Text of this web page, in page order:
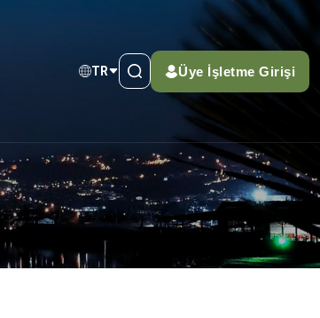
TR Üye İşletme Girişi